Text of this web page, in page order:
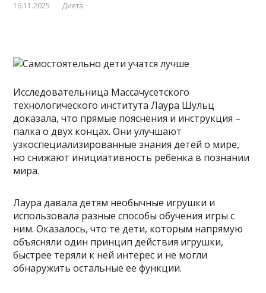
16.11.2025 Диета
Исследовательница Массачусетского
технологического института Лаура Шульц
доказала, что прямые пояснения и инструкция –
палка о двух концах. Они улучшают
узкоспециализированные знания детей о мире,
но снижают инициативность ребенка в познании
мира.
Лаура давала детям необычные игрушки и
использовала разные способы обучения игры с
ним. Оказалось, что те дети, которым напрямую
объясняли один принцип действия игрушки,
быстрее теряли к ней интерес и не могли
обнаружить остальные ее функции.